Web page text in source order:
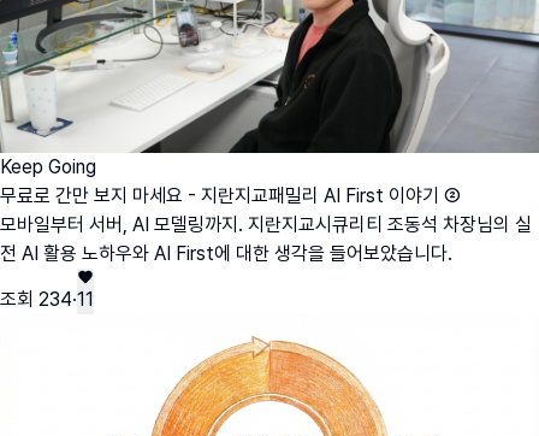
Keep Going
무료로 간만 보지 마세요 - 지란지교패밀리 AI First 이야기 ②
모바일부터 서버, AI 모델링까지. 지란지교시큐리티 조동석 차장님의 실
전 AI 활용 노하우와 AI First에 대한 생각을 들어보았습니다.
조회 234·11